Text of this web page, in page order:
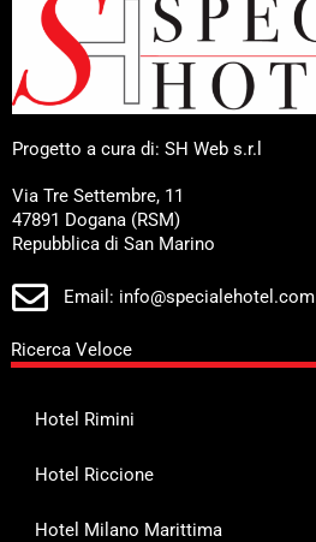
Progetto a cura di: SH Web s.r.l
Via Tre Settembre, 11
47891 Dogana (RSM)
Repubblica di San Marino
Email: info@specialehotel.com
Ricerca Veloce
Hotel Rimini
Hotel Riccione
Hotel Milano Marittima